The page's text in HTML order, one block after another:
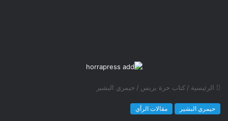
الرئيسية / كتاب حرة بريس / حيمري البشير
حيمري البشير مقالات الرأي